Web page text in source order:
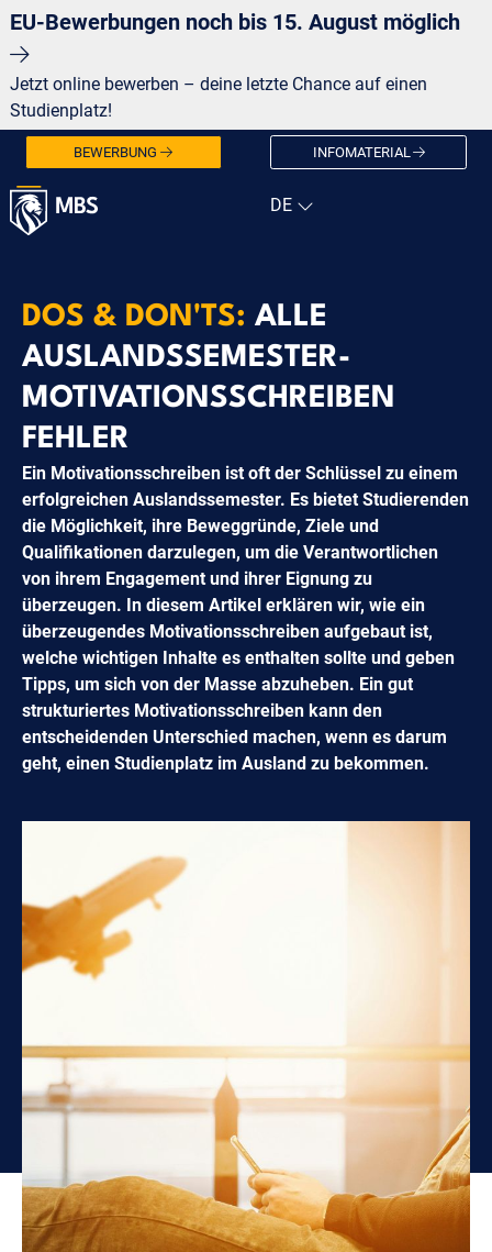
EU-Bewerbungen noch bis 15. August möglich
Jetzt online bewerben – deine letzte Chance auf einen
Studienplatz!
BEWERBUNG INFOMATERIAL
DOS & DON'TS: ALLE
AUSLANDSSEMESTER-
MOTIVATIONSSCHREIBEN
FEHLER
Ein Motivationsschreiben ist oft der Schlüssel zu einem
erfolgreichen Auslandssemester. Es bietet Studierenden
die Möglichkeit, ihre Beweggründe, Ziele und
Qualifikationen darzulegen, um die Verantwortlichen
von ihrem Engagement und ihrer Eignung zu
überzeugen. In diesem Artikel erklären wir, wie ein
überzeugendes Motivationsschreiben aufgebaut ist,
welche wichtigen Inhalte es enthalten sollte und geben
Tipps, um sich von der Masse abzuheben. Ein gut
strukturiertes Motivationsschreiben kann den
entscheidenden Unterschied machen, wenn es darum
geht, einen Studienplatz im Ausland zu bekommen.